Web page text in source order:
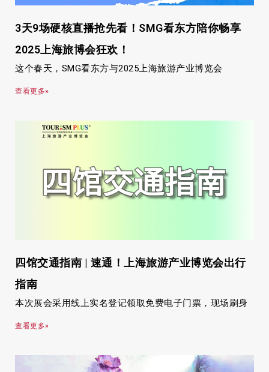
3天9场硬核直播抢先看！SMG看东方陪你畅享
2025上海旅博会狂欢！
这个春天，SMG看东方与2025上海旅游产业博览会
查看更多»
四馆交通指南 | 速通！上海旅游产业博览会出行
指南
本次展会采用线上实名登记领取免费电子门票，现场刷身
查看更多»